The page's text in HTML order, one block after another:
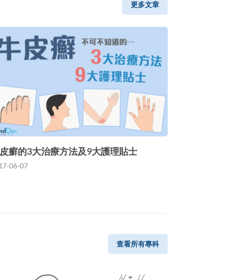
更多文章
癬的3大治療方法及9大護理貼士
06-07
查看所有專科